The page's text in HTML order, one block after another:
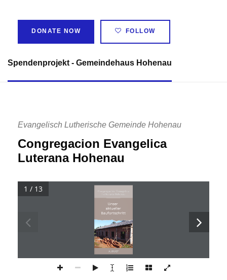
DONATE NOW FOLLOW
Spendenprojekt - Gemeindehaus Hohenau
Evangelisch Lutherische Gemeinde Hohenau
Congregacion Evangelica
Luterana Hohenau
Unser
aktueller
Baufortschritt
Congregación Evangélica
Lutherana Hohenau
1 / 13